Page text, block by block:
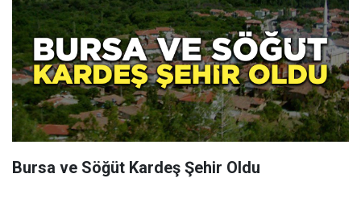
Bursa ve Söğüt Kardeş Şehir Oldu